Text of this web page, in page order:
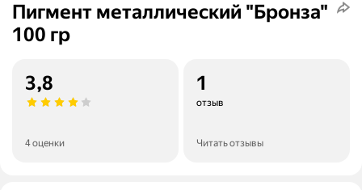
Пигмент металлический "Бронза"
100 гр
3,8
4 оценки
1
отзыв
Читать отзывы